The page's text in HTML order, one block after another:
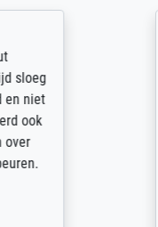
Qualität des
Unser Bild wurde
und sicher verpackt,
bei uns ankam.
letzter Meisterdruck sein.